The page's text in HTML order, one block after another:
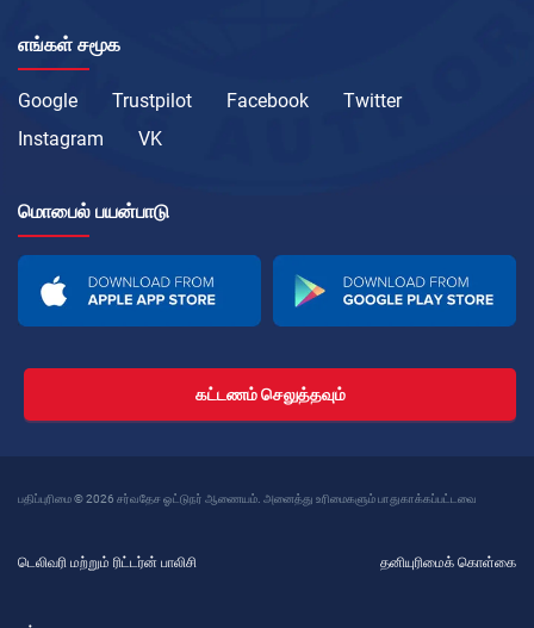
எங்கள் சமூக
Google Trustpilot Facebook
Twitter
Instagram
VK
மொபைல் பயன்பாடு
கட்டணம் செலுத்தவும்
பதிப்புரிமை © 2026 சர்வதேச ஓட்டுநர் ஆணையம். அனைத்து உரிமைகளும் பாதுகாக்கப்பட்டவை
டெலிவரி மற்றும் ரிட்டர்ன் பாலிசி தனியுரிமைக் கொள்கை